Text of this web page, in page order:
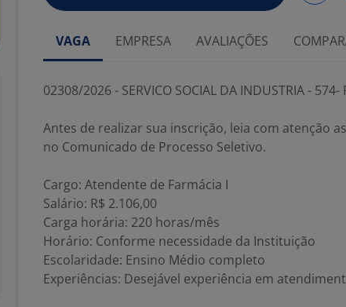
VAGA EMPRESA AVALIAÇÕES
02308/2026 - SERVICO SOCIAL DA INDUSTRIA -
Antes de realizar sua inscrição, leia com atenção
no Comunicado de Processo Seletivo.
Cargo: Atendente de Farmácia I
Salário: R$ 2.106,00
Carga horária: 220 horas/mês
Horário: Conforme necessidade da Instituição
Escolaridade: Ensino Médio completo
Experiências: Desejável experiência em